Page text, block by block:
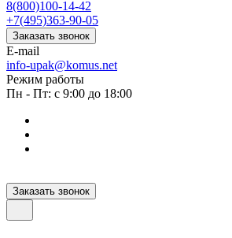
8(800)100-14-42
+7(495)363-90-05
Заказать звонок
E-mail
info-upak@komus.net
Режим работы
Пн - Пт: с 9:00 до 18:00
Заказать звонок